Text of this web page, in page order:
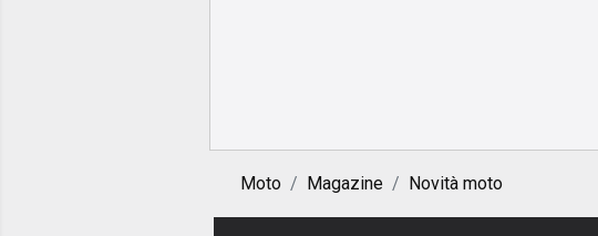
Moto Magazine Novità moto